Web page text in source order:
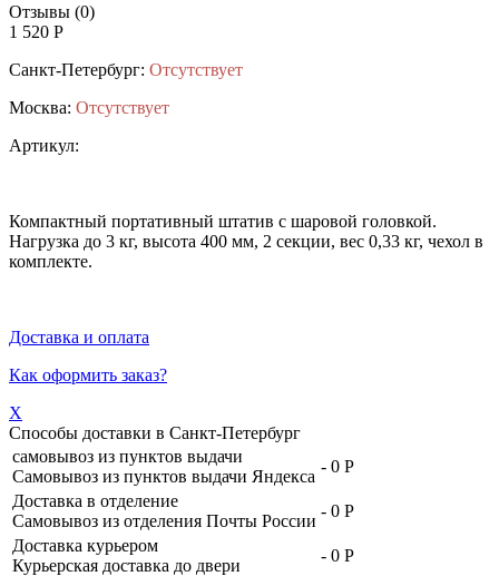
Отзывы (0)
1 520 Р
Санкт-Петербург: Отсутствует
Москва: Отсутствует
Артикул:
Компактный портативный штатив с шаровой головкой.
Нагрузка до 3 кг, высота 400 мм, 2 секции, вес 0,33 кг, чехол в
комплекте.
Доставка и оплата
Как оформить заказ?
X
Способы доставки в Санкт-Петербург
самовывоз из пунктов выдачи
Самовывоз из пунктов выдачи Яндекса
- 0 Р
Доставка в отделение
Самовывоз из отделения Почты России
- 0 Р
Доставка курьером
Курьерская доставка до двери
- 0 Р